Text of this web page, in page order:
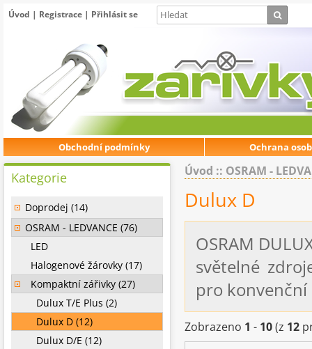
Úvod | Registrace | Přihlásit se
Obchodní podmínky Ochrana
Úvod :: OSRAM -
Dulux D
OSRAM
světelné
pro konvenční
Zobrazeno 1 - 10(z 12
Kategorie
Doprodej (14)
OSRAM - LEDVANCE (76)
LED
Halogenové žárovky (17)
Kompaktní zářivky (27)
Dulux T/E Plus (2)
Dulux D (12)
Dulux D/E (12)